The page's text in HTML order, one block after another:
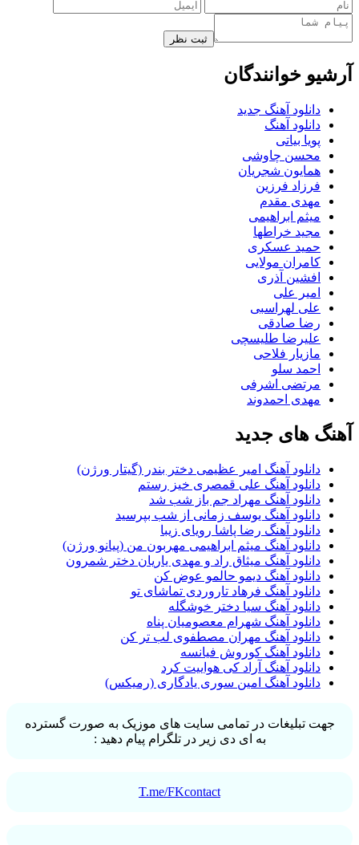
ثبت نظر
آرشیو خوانندگان
دانلود آهنگ جدید
دانلود آهنگ
پویا بیاتی
محسن چاوشی
همایون شجریان
فرزاد فرزین
مهدی مقدم
میثم ابراهیمی
مجید خراطها
حمید عسکری
کامران مولایی
افشین آذری
امیر علی
علی لهراسبی
رضا صادقی
علیرضا طلیسچی
مازیار فلاحی
احمد سلو
مرتضی اشرفی
مهدی احمدوند
آهنگ های جدید
دانلود آهنگ امیر عظیمی دختر بندر (گیتار ورژن)
دانلود آهنگ علی قمصری خیز رستم
دانلود آهنگ مهراد جم باز شب شد
دانلود آهنگ یوسف زمانی از شب بپرسید
دانلود آهنگ رضا پاشا رویای زیبا
دانلود آهنگ میثم ابراهیمی مهربون من (پیانو ورژن)
دانلود آهنگ میثاق راد و مهدی یاریان دختر شمرون
دانلود آهنگ دیمو حالمو عوض کن
دانلود آهنگ فرهاد تاروردی تماشای تو
دانلود آهنگ سیا دختر خوشگله
دانلود آهنگ شهرام معصومیان پناه
دانلود آهنگ مهران مصطفوی لب تر کن
دانلود آهنگ کوروش فیانسه
دانلود آهنگ آراد کی هواییت کرد
دانلود آهنگ امین سوری یادگاری (رمیکس)
جهت تبلیغات در تمامی سایت های موزیک به صورت گسترده
به ای دی زیر در تلگرام پیام دهید :
T.me/FKcontact